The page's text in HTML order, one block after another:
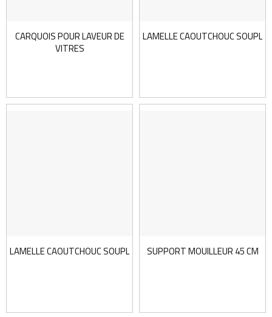
CARQUOIS POUR LAVEUR DE
VITRES
LAMELLE CAOUTCHOUC
LAMELLE CAOUTCHOUC SOUPLE 45CMSUPPORT MOUILLEUR 45 CM